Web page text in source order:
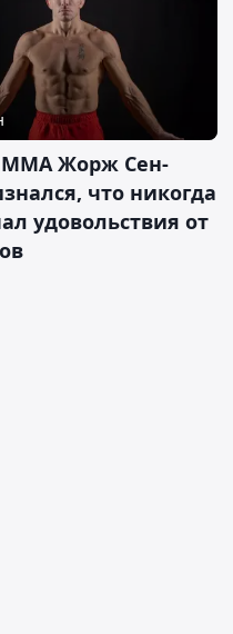
ММА Жорж Сен-
что никогда
удовольствия от